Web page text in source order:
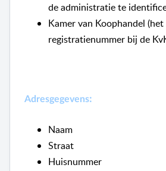
de administratie te
Kamer van Koophandel (het
registratienummer bij de
Adresgegevens:
Naam
Straat
Huisnummer